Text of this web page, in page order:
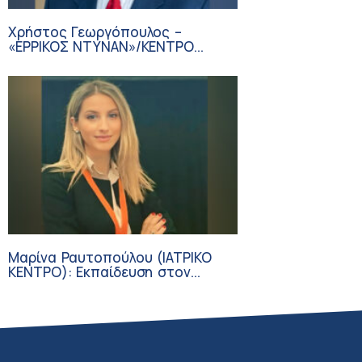
Χρήστος Γεωργόπουλος –
«ΕΡΡΙΚΟΣ ΝΤΥΝΑΝ»/ΚΕΝΤΡΟ
Μαρίνα Ραυτοπούλου (ΙΑΤΡΙΚΟ
ΚΕΝΤΡΟ): Εκπαίδευση στον